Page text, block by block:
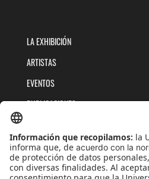
LA EXHIBICIÓN
ARTISTAS
EVENTOS
PUBLICACIONES
POLÍTICAS DE TRATAMIENTOS DE DATOS
TÉRMINOS Y CONDICIONES